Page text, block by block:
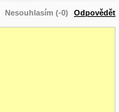
Nesouhlasím (-0) Odpovědět